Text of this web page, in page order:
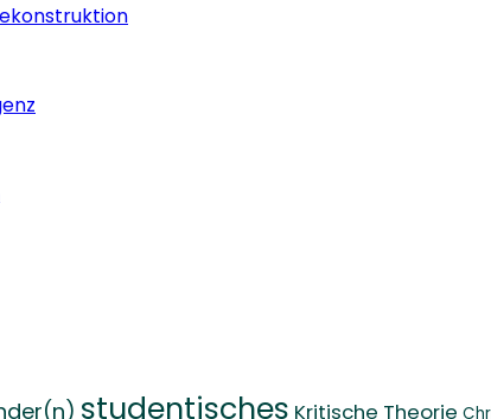
studentisches Kritische Theorie